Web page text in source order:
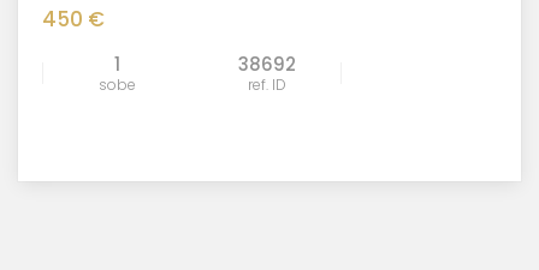
450 €
1
sobe
38692
ref. ID